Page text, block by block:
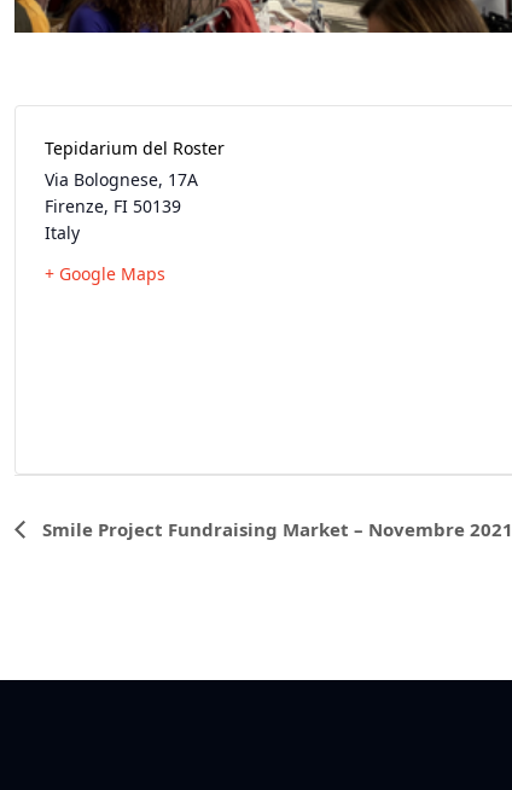
Tepidarium del Roster
Via Bolognese, 17A
Firenze, FI 50139
Italy
+ Google Maps
Evento
Smile Project Fundraising Market – Novembre 2021